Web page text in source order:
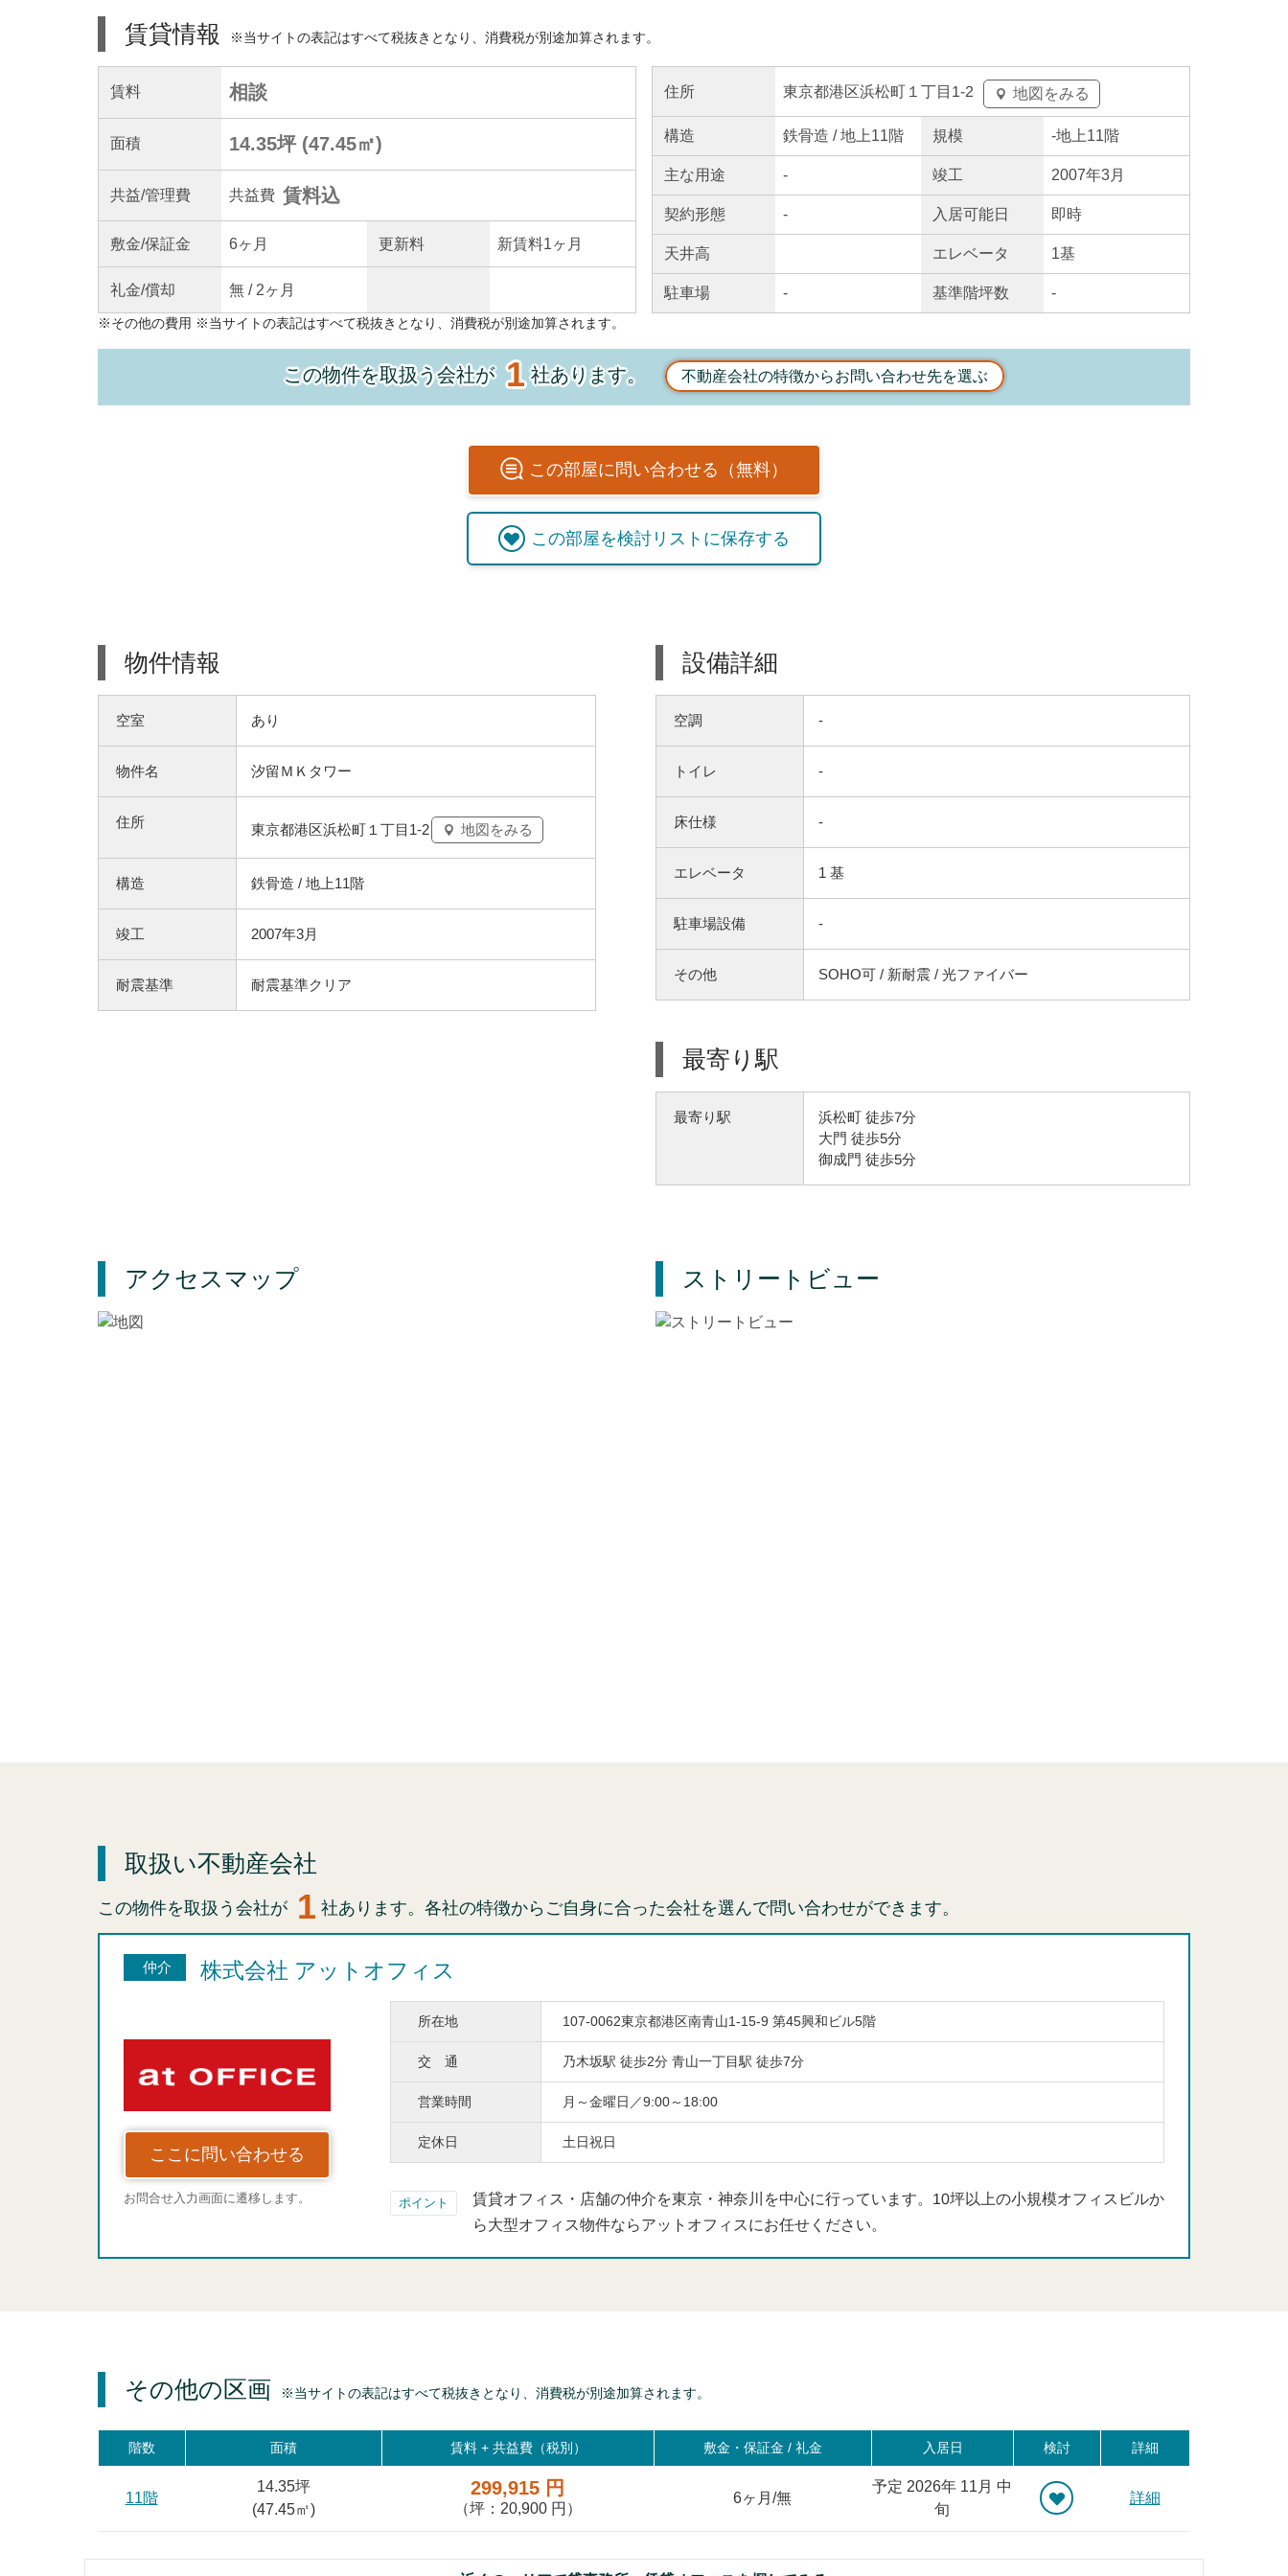
賃貸情報 ※当サイトの表記はすべて税抜きとなり、消費税が別途加算されます。
賃料 相談
面積 14.35坪 (47.45㎡)
共益/管理費 共益費 賃料込
敷金/保証金 6ヶ月 更新料 新賃料1ヶ月
礼金/償却 無 / 2ヶ月
住所 東京都港区浜松町１丁目1-2 地図をみる
構造 鉄骨造 / 地上11階 規模 -地上11階
主な用途 - 竣工 2007年3月
契約形態 - 入居可能日 即時
天井高 エレベータ 1基
駐車場 - 基準階坪数 -
※その他の費用 ※当サイトの表記はすべて税抜きとなり、消費税が別途加算されます。
この物件を取扱う会社が1社あります。 不動産会社の特徴からお問い合わせ先を選ぶ
この部屋に問い合わせる（無料）
この部屋を検討リストに保存する
物件情報
空室 あり
物件名 汐留ＭＫタワー
住所 東京都港区浜松町１丁目1-2 地図をみる
構造 鉄骨造 / 地上11階
竣工 2007年3月
耐震基準 耐震基準クリア
設備詳細
空調 -
トイレ -
床仕様 -
エレベータ 1 基
駐車場設備 -
その他 SOHO可 / 新耐震 / 光ファイバー
最寄り駅
最寄り駅 浜松町 徒歩7分
大門 徒歩5分
御成門 徒歩5分
アクセスマップ ストリートビュー
取扱い不動産会社
この物件を取扱う会社が 1 社あります。各社の特徴からご自身に合った会社を選んで問い合わせができます。
仲介 株式会社 アットオフィス
ここに問い合わせる
お問合せ入力画面に遷移します。
所在地 107-0062東京都港区南青山1-15-9 第45興和ビル5階
交 通 乃木坂駅 徒歩2分 青山一丁目駅 徒歩7分
営業時間 月～金曜日／9:00～18:00
定休日 土日祝日
ポイント 賃貸オフィス・店舗の仲介を東京・神奈川を中心に行っています。10坪以上の小規模オフィスビルか
ら大型オフィス物件ならアットオフィスにお任せください。
その他の区画 ※当サイトの表記はすべて税抜きとなり、消費税が別途加算されます。
階数 面積 賃料 +共益費（税別） 敷金・保証金 / 礼金 入居日 検討 詳細
11階
14.35坪
(47.45㎡)
299,915 円
（坪：20,900 円）
6ヶ月/無
予定 2026年 11月 中
旬
詳細